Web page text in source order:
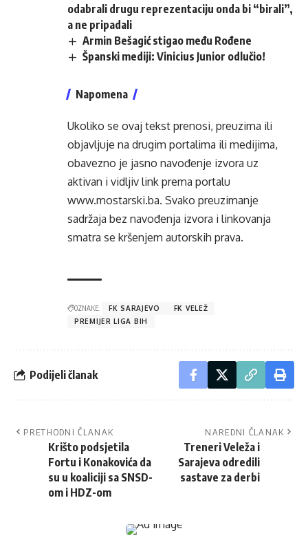
odabrali drugu reprezentaciju onda bi “birali”,
a ne pripadali
Armin Bešagić stigao među Rođene
Španski mediji: Vinicius Junior odlučio!
Napomena
Ukoliko se ovaj tekst prenosi, preuzima ili
objavljuje na drugim portalima ili medijima,
obavezno je jasno navođenje izvora uz
aktivan i vidljiv link prema portalu
www.mostarski.ba. Svako preuzimanje
sadržaja bez navođenja izvora i linkovanja
smatra se kršenjem autorskih prava.
OZNAKE: FK SARAJEVO
FK VELEŽ
PREMIJER LIGA BIH
Podijeli članak
PRETHODNI ČLANAK
Krišto podsjetila
Fortu i Konakovića da
su u koaliciji sa SNSD-
om i HDZ-om
NAREDNI ČLANAK
Treneri Veleža i
Sarajeva odredili
sastave za derbi